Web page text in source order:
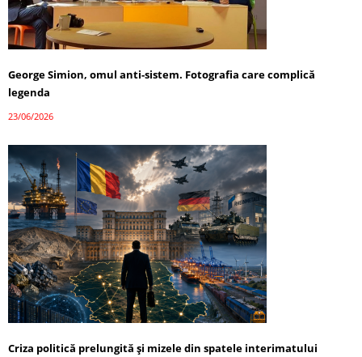
George Simion, omul anti-sistem. Fotografia care complică
legenda
23/06/2026
Criza politică prelungită și mizele din spatele interimatului